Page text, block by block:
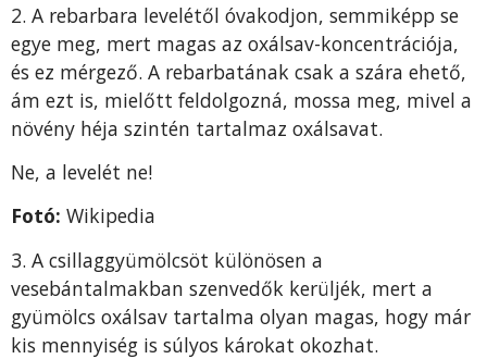
2. A rebarbara levelétől óvakodjon, semmiképp se
egye meg, mert magas az oxálsav-koncentrációja,
és ez mérgező. A rebarbatának csak a szára ehető,
ám ezt is, mielőtt feldolgozná, mossa meg, mivel a
növény héja szintén tartalmaz oxálsavat.
Ne, a levelét ne!
Fotó: Wikipedia
3. A csillaggyümölcsöt különösen a
vesebántalmakban szenvedők kerüljék, mert a
gyümölcs oxálsav tartalma olyan magas, hogy már
kis mennyiség is súlyos károkat okozhat.